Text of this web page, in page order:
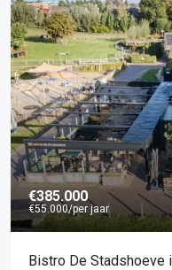
€385.000
€55.000/per jaar
Bistro De Stadshoeve